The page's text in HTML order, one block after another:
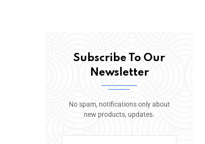
Subscribe To Our
Newsletter
No spam, notifications only about
new products, updates.